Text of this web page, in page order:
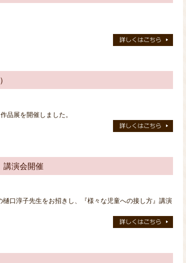
品展を開催しました。
講演会開催
口淳子先生をお招きし、『様々な児童への接し方』講演